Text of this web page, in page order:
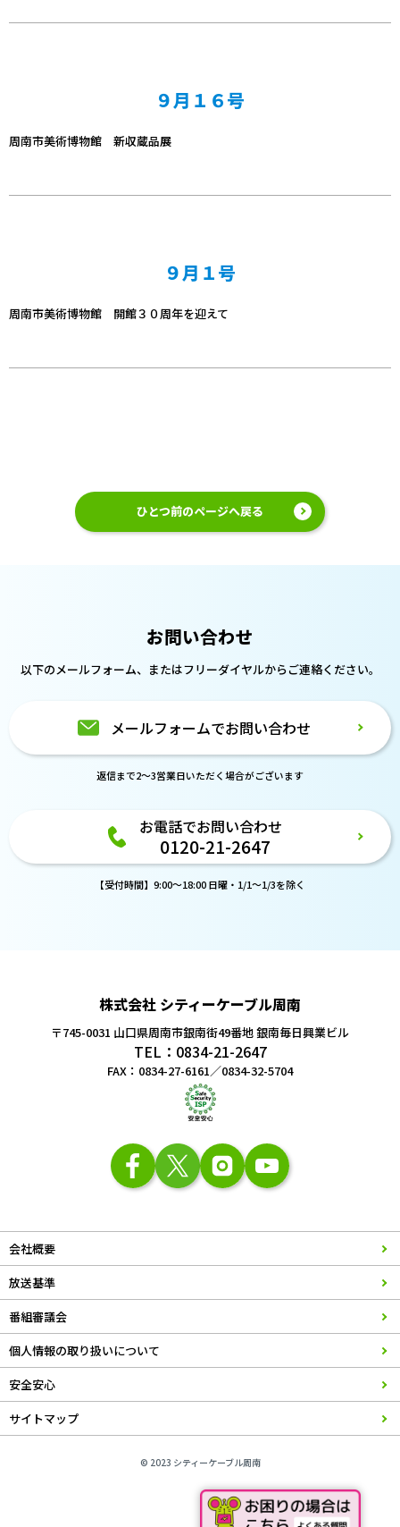
９月１６号
周南市美術博物館 新収蔵品展
９月１号
周南市美術博物館 開館３０周年を迎えて
ひとつ前のページへ戻る
お問い合わせ
以下のメールフォーム、またはフリーダイヤルからご連絡ください。
メールフォームでお問い合わせ
返信まで2～3営業日いただく場合がございます
お電話でお問い合わせ
0120-21-2647
【受付時間】9:00～18:00 日曜・1/1～1/3を除く
株式会社 シティーケーブル周南
〒745-0031 山口県周南市銀南街49番地銀南毎日興業ビル
TEL：0834-21-2647
FAX：0834-27-6161／0834-32-5704
会社概要
放送基準
番組審議会
個人情報の取り扱いについて
安全安心
サイトマップ
© 2023 シティーケーブル周南